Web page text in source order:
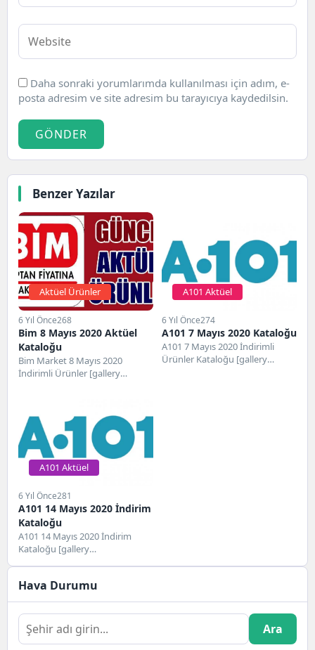
Daha sonraki yorumlarımda kullanılması için adım, e-
posta adresim ve site adresim bu tarayıcıya kaydedilsin.
GÖNDER
Benzer Yazılar
Aktüel Ürünler
6 Yıl Önce268
Bim 8 Mayıs 2020 Aktüel
Kataloğu
Bim Market 8 Mayıs 2020
İndirimli Ürünler [gallery
A101 Aktüel
6 Yıl Önce274
A101 7 Mayıs 2020 Kataloğu
A101 7 Mayıs 2020 İndirimli
Ürünler Kataloğu [gallery
A101 Aktüel
6 Yıl Önce281
A101 14 Mayıs 2020 İndirim
Kataloğu
A101 14 Mayıs 2020 İndirim
Kataloğu [gallery
Hava Durumu
Ara